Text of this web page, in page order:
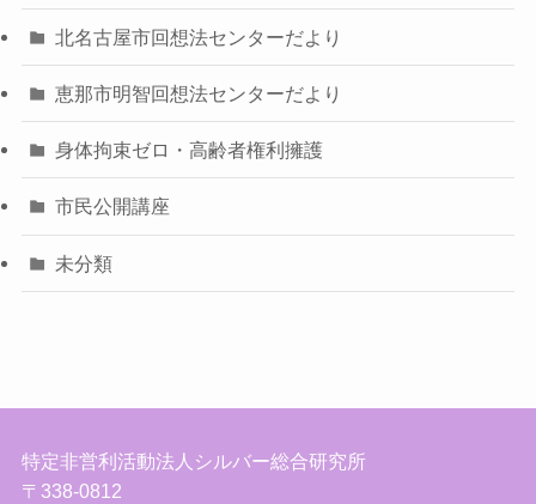
北名古屋市回想法センターだより
恵那市明智回想法センターだより
身体拘束ゼロ・高齢者権利擁護
市民公開講座
未分類
特定非営利活動法人シルバー総合研究所
〒338-0812